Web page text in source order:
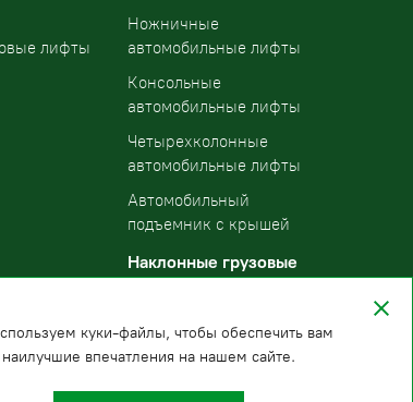
лифты
Ножничные
автомобильные лифты
Консольные
автомобильные лифты
Четырехколонные
автомобильные лифты
Автомобильный
подъемник с крышей
Наклонные грузовые
куки-файлы, чтобы обеспечить вам
наилучшие впечатления на нашем сайте.